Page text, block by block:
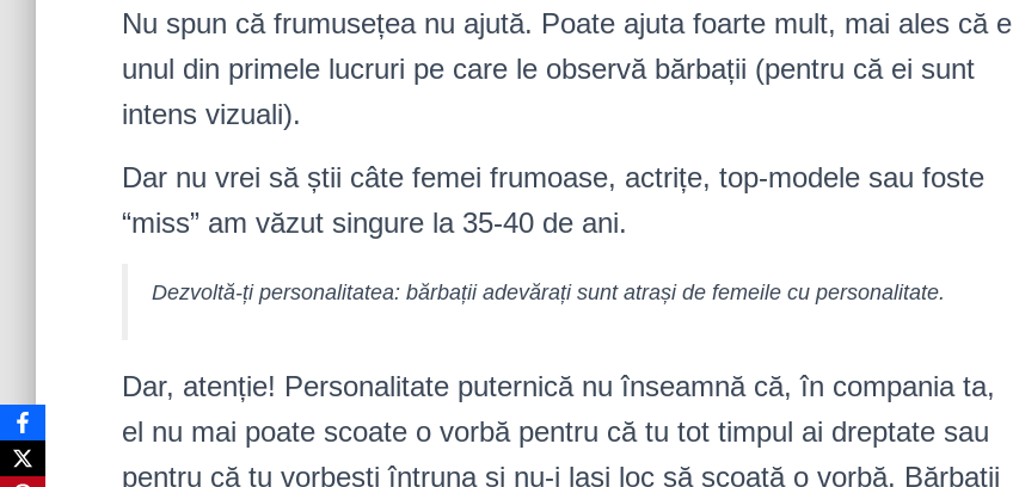
Nu spun că frumusețea nu ajută. Poate ajuta foarte mult, mai ales că e
unul din primele lucruri pe care le observă bărbații (pentru că ei sunt
intens vizuali).
Dar nu vrei să știi câte femei frumoase, actrițe, top-modele sau foste
“miss” am văzut singure la 35-40 de ani.
Dezvoltă-ți personalitatea: bărbații adevărați sunt atrași de femeile cu personalitate.
Dar, atenție! Personalitate puternică nu înseamnă că, în compania ta,
el nu mai poate scoate o vorbă pentru că tu tot timpul ai dreptate sau
pentru că tu vorbești întruna și nu-i lași loc să scoată o vorbă. Bărbații